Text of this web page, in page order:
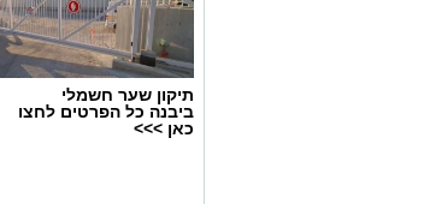
עומרי לזר ורון נגר
עכשיו, כוכבים בעתיד!
יש לכם מידע חשוב
בכתבה? נשמח שתשתפו
תיקון שער חשמלי
ביבנה כל הפרטים לחצו
כאן >>>